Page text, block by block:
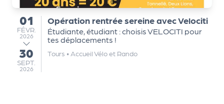
du
01
FÉVRIER
FÉVR.
2026
au
30
SEPTEMBRE
SEPT.
2026
Opération rentrée sereine avec Velociti
Étudiante, étudiant : choisis VELOCITI pour
tes déplacements !
Tours • Accueil Vélo et Rando
a
ir
e